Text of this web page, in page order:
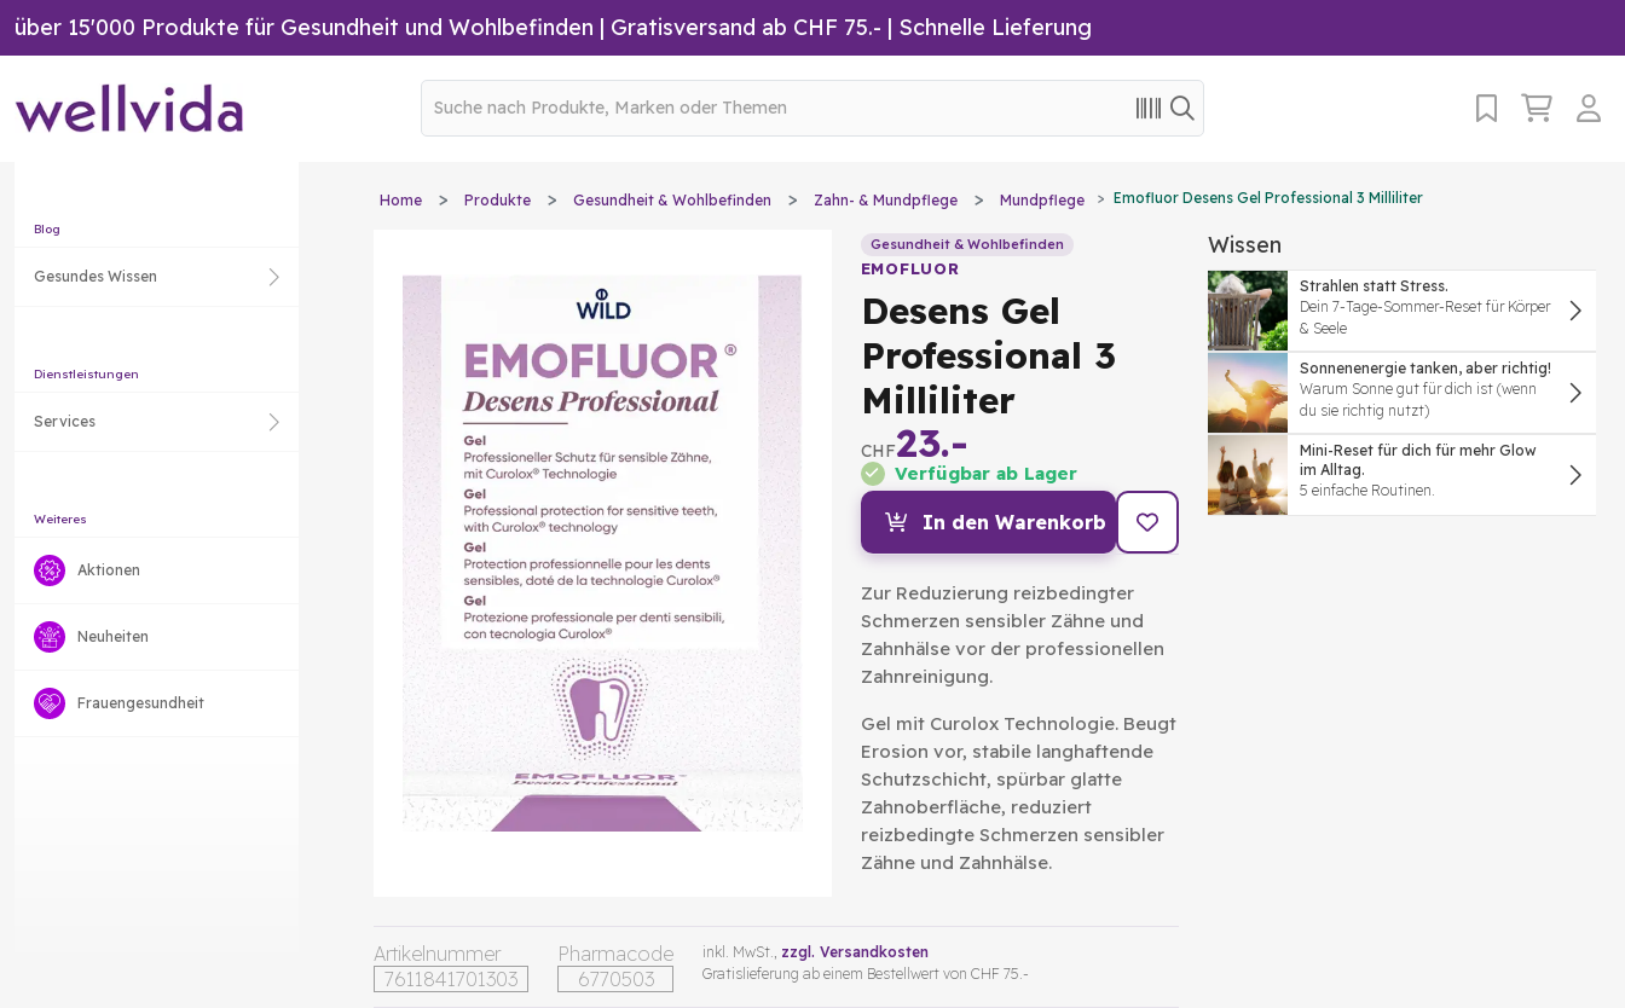
über 15'000 Produkte für Gesundheit und Wohlbefinden | Gratisversand ab CHF 75.- | Schnelle Lieferung
Blog
Gesundes Wissen
Dienstleistungen
Services
Weiteres
Aktionen
Neuheiten
Frauengesundheit
Home Produkte Gesundheit & Wohlbefinden Zahn- & Mundpflege Mundpflege Emofluor Desens Gel Professional 3 Milliliter
Gesundheit & Wohlbefinden
EMOFLUOR
Desens Gel
Professional 3
Milliliter
CHF23.-
Verfügbar ab Lager
In den Warenkorb
Zur Reduzierung reizbedingter
Schmerzen sensibler Zähne und
Zahnhälse vor der professionellen
Zahnreinigung.
Gel mit Curolox Technologie. Beugt
Erosion vor, stabile langhaftende
Schutzschicht, spürbar glatte
Zahnoberfläche, reduziert
reizbedingte Schmerzen sensibler
Zähne und Zahnhälse.
Artikelnummer
7611841701303
Pharmacode
6770503
inkl. MwSt., zzgl. Versandkosten
Gratislieferung ab einem Bestellwert von CHF 75.-
Wissen
Strahlen statt Stress.
Dein 7-Tage-Sommer-Reset für Körper
& Seele
Sonnenenergie tanken, aber richtig!
Warum Sonne gut für dich ist (wenn
du sie richtig nutzt)
Mini-Reset für dich für mehr Glow
im Alltag.
5 einfache Routinen.